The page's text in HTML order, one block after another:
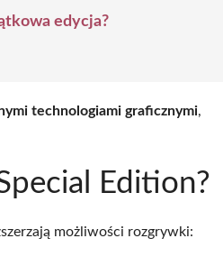
edycja?
technologiami graficznymi,
Edition?
możliwości rozgrywki: